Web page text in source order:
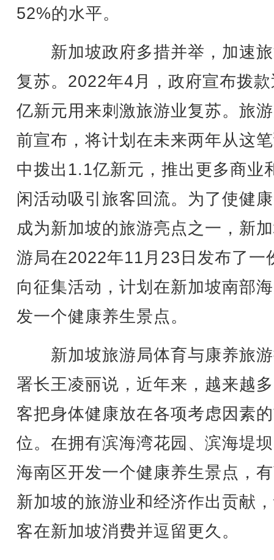
52%的水平。
新加坡政府多措并举，加速
复苏。2022年4月，政府宣布拨
亿新元用来刺激旅游业复苏。旅
前宣布，将计划在未来两年从这
中拨出1.1亿新元，推出更多商业
闲活动吸引旅客回流。为了使健
成为新加坡的旅游亮点之一，新
游局在2022年11月23日发布了一
向征集活动，计划在新加坡南部
发一个健康养生景点。
新加坡旅游局体育与康养旅
署长王凌丽说，近年来，越来越
客把身体健康放在各项考虑因素
位。在拥有滨海湾花园、滨海堤
海南区开发一个健康养生景点，
新加坡的旅游业和经济作出贡献
客在新加坡消费并逗留更久。